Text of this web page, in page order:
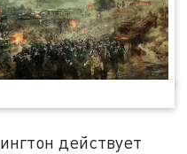
действует